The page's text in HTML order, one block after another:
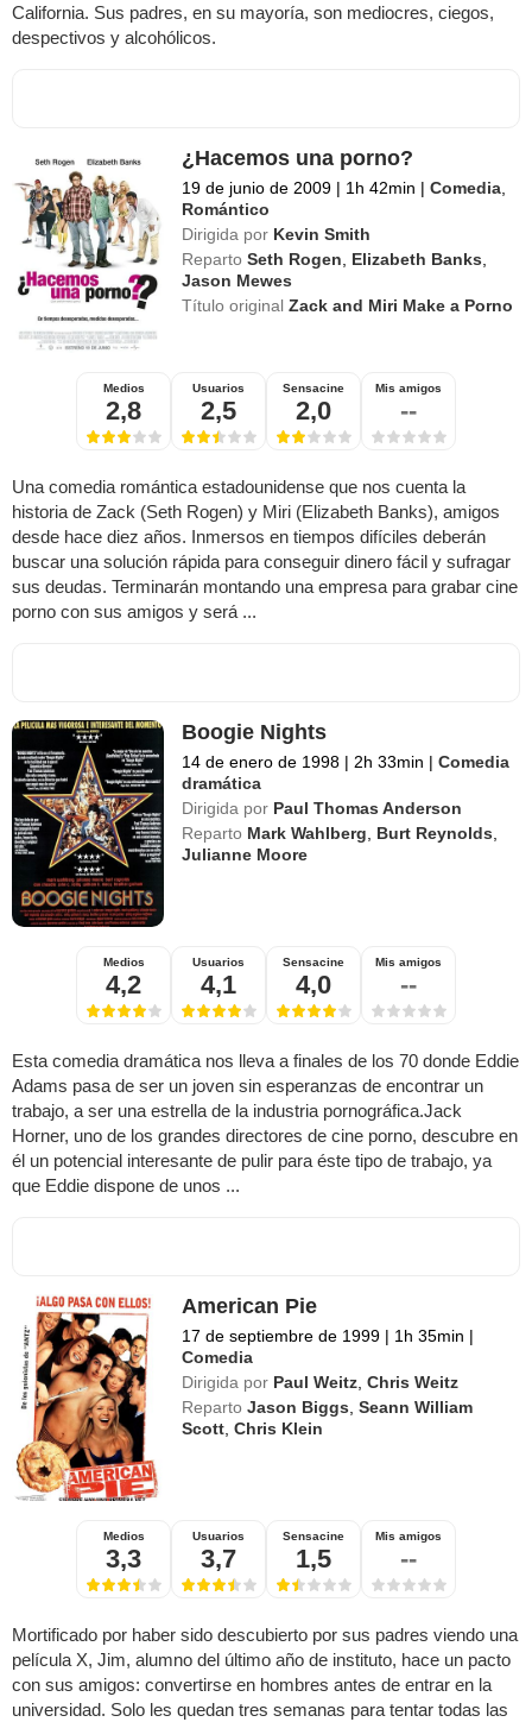
California. Sus padres, en su mayoría, son mediocres, ciegos,
despectivos y alcohólicos.
¿Hacemos una porno?
19 de junio de 2009 | 1h 42min | Comedia
Romántico
Dirigida por Kevin Smith
Reparto Seth Rogen Elizabeth Banks
Jason Mewes
Título originalZack and Miri Make a Porno
Medios
2,8
Usuarios
2,5
Sensacine
2,0
Mis amigos
--
Una comedia romántica estadounidense que nos cuenta la
historia de Zack (Seth Rogen) y Miri (Elizabeth Banks), amigos
desde hace diez años. Inmersos en tiempos difíciles deberán
buscar una solución rápida para conseguir dinero fácil y sufragar
sus deudas. Terminarán montando una empresa para grabar cine
porno con sus amigos y será ...
Boogie Nights
14 de enero de 1998 | 2h 33min | Comedia
dramática
Dirigida por Paul Thomas Anderson
Reparto Mark Wahlberg Burt Reynolds
Julianne Moore
Medios
4,2
Usuarios
4,1
Sensacine
4,0
Mis amigos
--
Esta comedia dramática nos lleva a finales de los 70 donde Eddie
Adams pasa de ser un joven sin esperanzas de encontrar un
trabajo, a ser una estrella de la industria pornográfica.Jack
Horner, uno de los grandes directores de cine porno, descubre en
él un potencial interesante de pulir para éste tipo de trabajo, ya
que Eddie dispone de unos ...
American Pie
17 de septiembre de 1999 | 1h 35min |
Comedia
Dirigida por Paul Weitz ,Chris Weitz
Reparto Jason Biggs ,Seann William
Scott ,Chris Klein
Medios
3,3
Usuarios
3,7
Sensacine
1,5
Mis amigos
--
Mortificado por haber sido descubierto por sus padres viendo una
película X, Jim, alumno del último año de instituto, hace un pacto
con sus amigos: convertirse en hombres antes de entrar en la
universidad. Solo les quedan tres semanas para tentar todas las